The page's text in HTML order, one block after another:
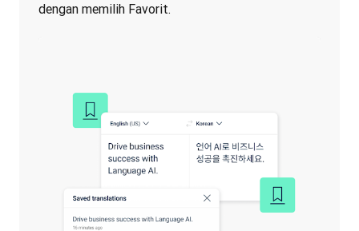
dengan memilih Favorit.